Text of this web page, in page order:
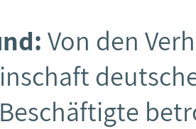
Von den